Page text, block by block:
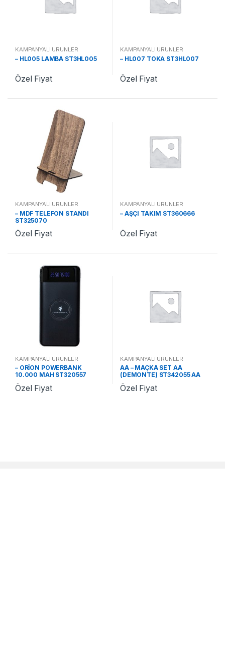
KAMPANYALI ÜRÜNLER
– HL005 LAMBA ST3HL005
Özel Fiyat
KAMPANYALI ÜRÜNLER
– HL007 TOKA ST3HL007
Özel Fiyat
KAMPANYALI ÜRÜNLER
– MDF TELEFON STANDI
ST325070
Özel Fiyat
KAMPANYALI ÜRÜNLER
– AŞÇI TAKIM ST360666
Özel Fiyat
KAMPANYALI ÜRÜNLER
– ORİON POWERBANK
10.000 MAH ST320557
Özel Fiyat
KAMPANYALI ÜRÜNLER
AA – MAÇKA SET AA
(DEMONTE) ST342055 AA
Özel Fiyat